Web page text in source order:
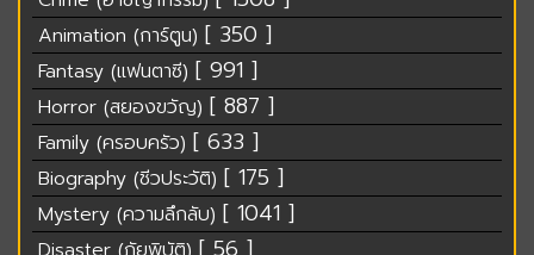
Animation (การ์ตูน) [ 350 ]
Fantasy (แฟนตาซี) [ 991 ]
Horror (สยองขวัญ) [ 887 ]
Family (ครอบครัว) [ 633 ]
Biography (ชีวประวัติ) [ 175 ]
Mystery (ความลึกลับ) [ 1041 ]